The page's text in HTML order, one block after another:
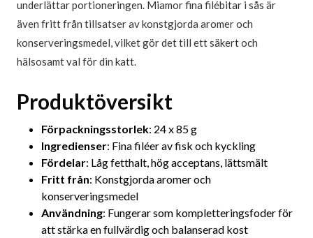
underlättar portioneringen. Miamor fina filébitar i sås är
även fritt från tillsatser av konstgjorda aromer och
konserveringsmedel, vilket gör det till ett säkert och
hälsosamt val för din katt.
Produktöversikt
Förpackningsstorlek: 24 x 85 g
Ingredienser: Fina filéer av fisk och kyckling
Fördelar: Låg fetthalt, hög acceptans, lättsmält
Fritt från: Konstgjorda aromer och
konserveringsmedel
Användning: Fungerar som kompletteringsfoder för
att stärka en fullvärdig och balanserad kost